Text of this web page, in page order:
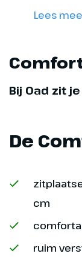
Lees
Bij Oad zit
De
cm
ruim